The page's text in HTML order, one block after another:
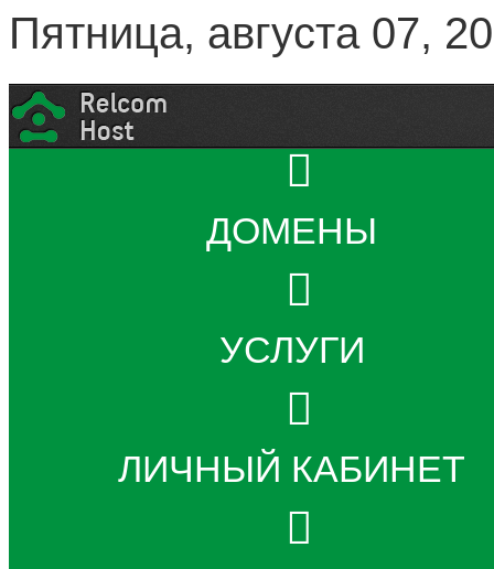
Пятница, августа 07,
ДОМЕНЫ
УСЛУГИ
ЛИЧНЫЙ КАБИНЕТ